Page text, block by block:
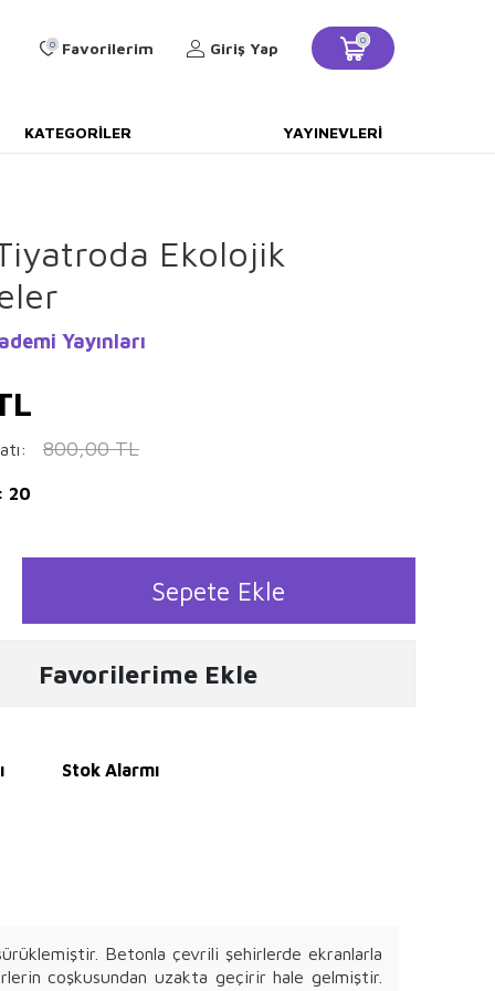
0 Favorilerim Giriş Yap 0
KATEGORILER YAYINEVLERI
Ekolojik
Yayınları
800,00TL
20
Sepete Ekle
Favorilerime Ekle
Stok Alarmı
Betonla çevrili şehirlerde ekranlarla
coşkusundan uzakta geçirir hale gelmiştir.